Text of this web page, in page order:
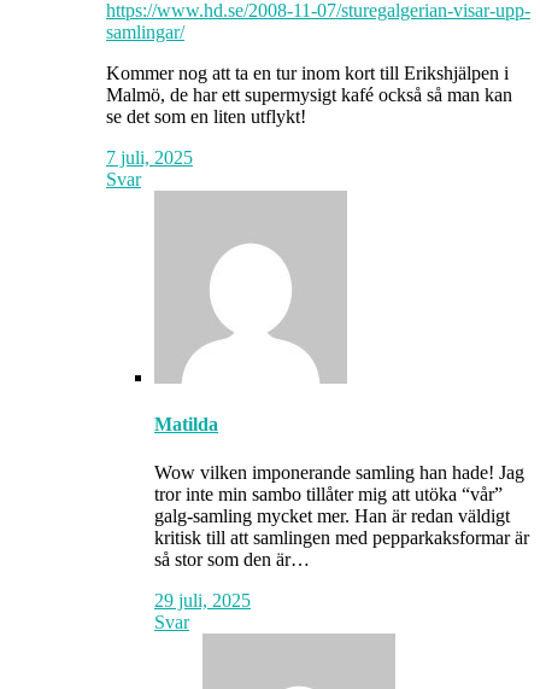
https://www.hd.se/2008-11-07/sturegalgerian-visar-upp-
samlingar/
Kommer nog att ta en tur inom kort till Erikshjälpen i
Malmö, de har ett supermysigt kafé också så man kan
se det som en liten utflykt!
7 juli, 2025
Svar
Matilda
Wow vilken imponerande samling han hade! Jag
tror inte min sambo tillåter mig att utöka “vår”
galg-samling mycket mer. Han är redan väldigt
kritisk till att samlingen med pepparkaksformar är
så stor som den är…
29 juli, 2025
Svar